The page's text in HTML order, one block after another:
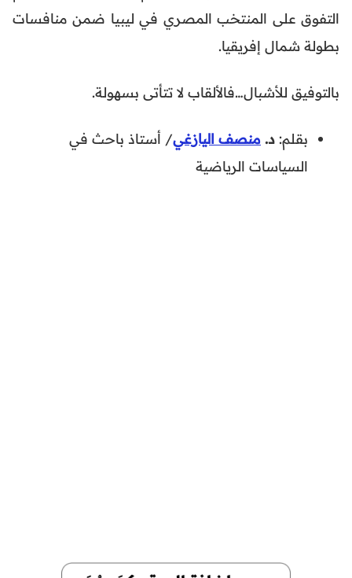
التفوق على المنتخب المصري في ليبيا ضمن منافسات
بطولة شمال إفريقيا.
بالتوفيق للأشبال…فالألقاب لا تتأتى بسهولة.
بقلم: د. منصف اليازغي/ أستاذ باحث في
السياسات الرياضية